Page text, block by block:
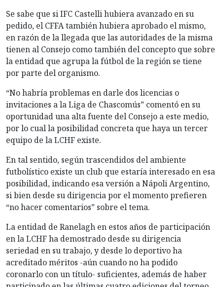
Se sabe que si IFC Castelli hubiera avanzado en su
pedido, el CFFA también hubiera aprobado el mismo,
en razón de la llegada que las autoridades de la misma
tienen al Consejo como también del concepto que sobre
la entidad que agrupa la fútbol de la región se tiene
por parte del organismo.
“No habría problemas en darle dos licencias o
invitaciones a la Liga de Chascomús” comentó en su
oportunidad una alta fuente del Consejo a este medio,
por lo cual la posibilidad concreta que haya un tercer
equipo de la LCHF existe.
En tal sentido, según trascendidos del ambiente
futbolístico existe un club que estaría interesado en esa
posibilidad, indicando esa versión a Nápoli Argentino,
si bien desde su dirigencia por el momento prefieren
“no hacer comentarios” sobre el tema.
La entidad de Ranelagh en estos años de participación
en la LCHF ha demostrado desde su dirigencia
seriedad en su trabajo, y desde lo deportivo ha
acreditado méritos -aún cuando no ha podido
coronarlo con un título- suficientes, además de haber